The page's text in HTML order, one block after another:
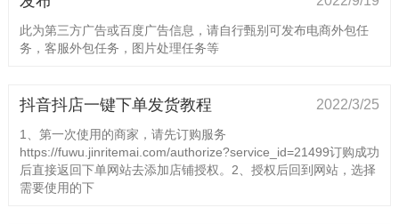
此为第三方广告或百度广告信息，请自行甄别可发布电商外包任
务，客服外包任务，图片处理任务等
抖音抖店一键下单发货教程 2022/3/25
1、第一次使用的商家，请先订购服务
https://fuwu.jinritemai.com/authorize?service_id=21499订购成功
后直接返回下单网站去添加店铺授权。2、授权后回到网站，选择
需要使用的下